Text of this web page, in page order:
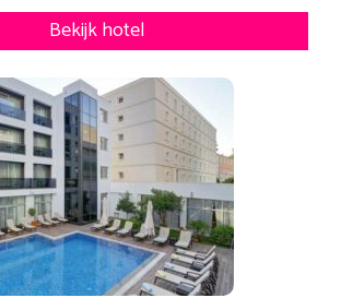
Bekijk hotel